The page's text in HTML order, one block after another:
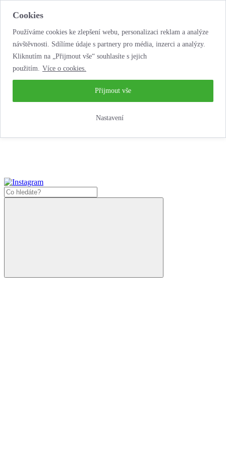
Cookies
Používáme cookies ke zlepšení webu, personalizaci reklam a analýze
návštěvnosti. Sdílíme údaje s partnery pro média, inzerci a analýzy.
Kliknutím na „Přijmout vše“ souhlasíte s jejich
použitím. Více o cookies.
Nastavení
Přijmout vše
...neobyčejná jízda životem!